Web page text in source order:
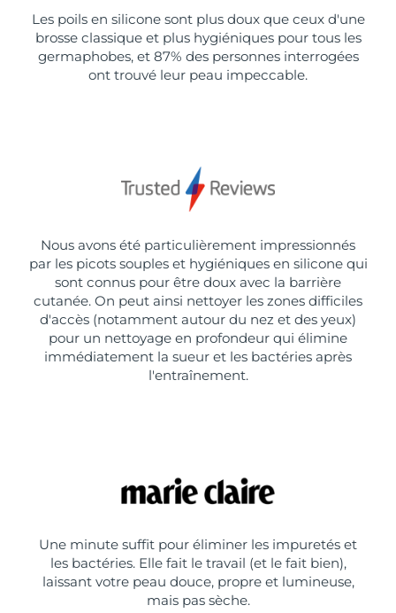
Les poils en silicone sont plus doux que ceux d'une
brosse classique et plus hygiéniques pour tous les
germaphobes, et 87% des personnes interrogées
ont trouvé leur peau impeccable.
Nous avons été particulièrement impressionnés
par les picots souples et hygiéniques en silicone qui
sont connus pour être doux avec la barrière
cutanée. On peut ainsi nettoyer les zones difficiles
d'accès (notamment autour du nez et des yeux)
pour un nettoyage en profondeur qui élimine
immédiatement la sueur et les bactéries après
l'entraînement.
Une minute suffit pour éliminer les impuretés et
les bactéries. Elle fait le travail (et le fait bien),
laissant votre peau douce, propre et lumineuse,
mais pas sèche.